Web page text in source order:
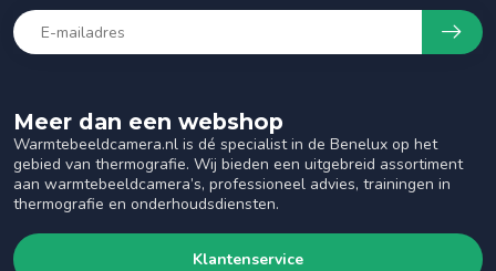
Meer dan een webshop
Warmtebeeldcamera.nl is dé specialist in de Benelux op het
gebied van thermografie. Wij bieden een uitgebreid assortiment
aan warmtebeeldcamera’s, professioneel advies, trainingen in
thermografie en onderhoudsdiensten.
Klantenservice